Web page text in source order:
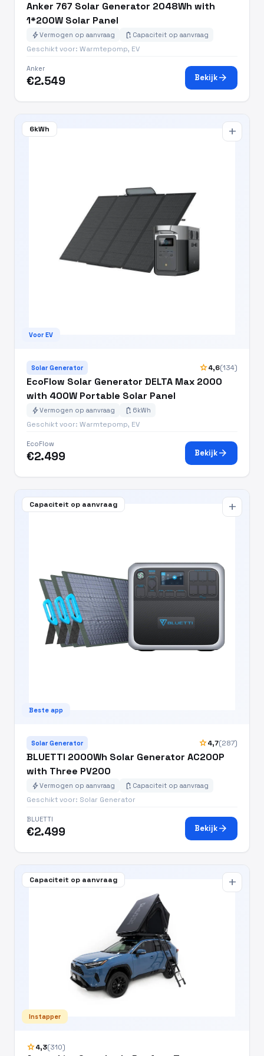
Anker 767 Solar Generator 2048Wh with
1*200W Solar Panel
boltVermogen op aanvraag battery_charging_full Capaciteit op aanvraag
Geschikt voor: Warmtepomp, EV
Anker
€2.549 Bekijkarrow_forward
6kWh
Voor EV
add
Solar Generator star4,6(134)
EcoFlow Solar Generator DELTA Max 2000
with 400W Portable Solar Panel
boltVermogen op aanvraag battery_charging_full 6kWh
Geschikt voor: Warmtepomp, EV
EcoFlow
€2.499 Bekijkarrow_forward
Capaciteit op aanvraag
Beste app
add
Solar Generator star4,7(287)
BLUETTI 2000Wh Solar Generator AC200P
with Three PV200
boltVermogen op aanvraag battery_charging_full Capaciteit op aanvraag
Geschikt voor: Solar Generator
BLUETTI
€2.499 Bekijkarrow_forward
Capaciteit op aanvraag
Instapper
add
star4,3(310)